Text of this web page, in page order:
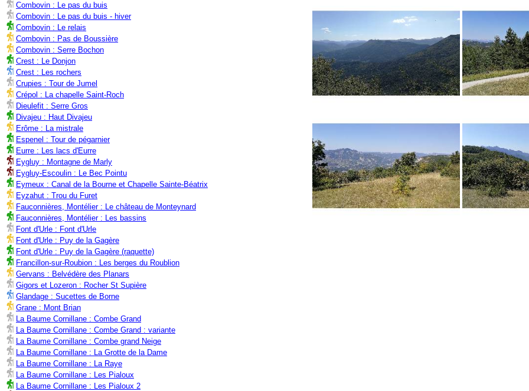
Combovin : Le pas du buis
Combovin : Le pas du buis - hiver
Combovin : Le relais
Combovin : Pas de Boussière
Combovin : Serre Bochon
Crest : Le Donjon
Crest : Les rochers
Crupies : Tour de Jumel
Crépol : La chapelle Saint-Roch
Dieulefit : Serre Gros
Divajeu : Haut Divajeu
Erôme : La mistrale
Espenel : Tour de pégarnier
Eurre : Les lacs d'Eurre
Eygluy : Montagne de Marly
Eygluy-Escoulin : Le Bec Pointu
Eymeux : Canal de la Bourne et Chapelle Sainte-Béatrix
Eyzahut : Trou du Furet
Fauconnières, Montélier : Le château de Monteynard
Fauconnières, Montélier : Les bassins
Font d'Urle : Font d'Urle
Font d'Urle : Puy de la Gagère
Font d'Urle : Puy de la Gagère (raquette)
Francillon-sur-Roubion : Les berges du Roublion
Gervans : Belvédère des Planars
Gigors et Lozeron : Rocher St Supière
Glandage : Sucettes de Borne
Grane : Mont Brian
La Baume Cornillane : Combe Grand
La Baume Cornillane : Combe Grand : variante
La Baume Cornillane : Combe grand Neige
La Baume Cornillane : La Grotte de la Dame
La Baume Cornillane : La Raye
La Baume Cornillane : Les Pialoux
La Baume Cornillane : Les Pialoux 2